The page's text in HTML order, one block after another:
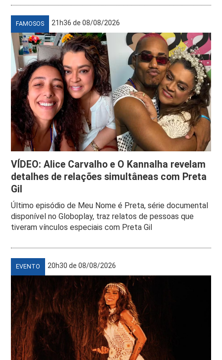
FAMOSOS 21h36 de 08/08/2026
VÍDEO: Alice Carvalho e O Kannalha revelam
detalhes de relações simultâneas com Preta
Gil
Último episódio de Meu Nome é Preta, série documental
disponível no Globoplay, traz relatos de pessoas que
tiveram vínculos especiais com Preta Gil
EVENTO 20h30 de 08/08/2026